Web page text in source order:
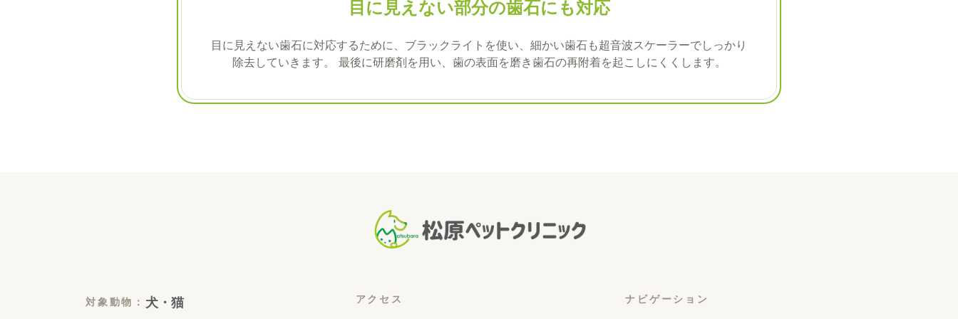
目に見えない部分の歯石にも対応
目に見えない歯石に対応するために、ブラックライトを使い、細かい歯石も超音波スケーラーでしっかり
除去していきます。 最後に研磨剤を用い、歯の表面を磨き歯石の再附着を起こしにくくします。
対象動物 ： 犬・猫 アクセス ナビゲーション